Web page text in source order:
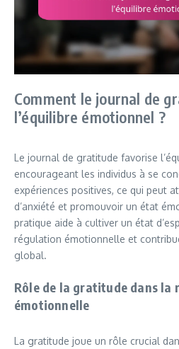
Comment le journal de
l’équilibre émotionnel ?
Le journal de gratitude favorise
encourageant les individus à se
expériences positives, ce qui peut
d’anxiété et promouvoir un état
pratique aide à cultiver un état
régulation émotionnelle et
global.
Rôle de la gratitude dans la
émotionnelle
La gratitude joue un rôle crucial